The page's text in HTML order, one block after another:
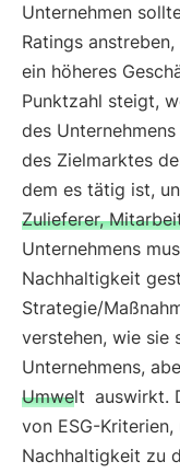
Unternehmen
Ratings
ein höheres
Punktzahl steigt,
des
des Zielmarktes
dem es tätig ist,
Zulieferer,
Unternehmens
Nachhaltigkeit
Strategie/
verstehen, wie sie
Unternehmens,
Umwelt auswirkt.
von ESG-
Nachhaltigkeit zu